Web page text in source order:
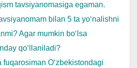
tavsiyanomasiga egaman.
bilan 5 ta yo‘nalishni
Agar mumkin bo‘lsa
qo‘llaniladi?
fuqarosiman O‘zbekistondagi